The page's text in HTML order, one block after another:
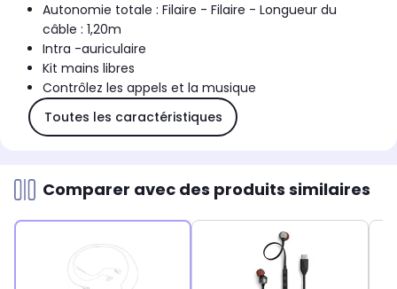
Autonomie totale : Filaire - Filaire - Longueur du
câble : 1,20m
Intra -auriculaire
Kit mains libres
Contrôlez les appels et la musique
Toutes les caractéristiques
Comparer avec des produits similaires